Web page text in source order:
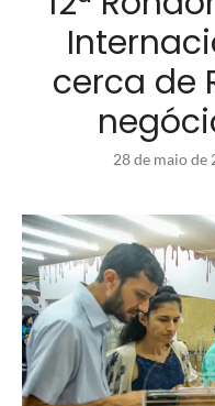
cerca de
28 de maio de